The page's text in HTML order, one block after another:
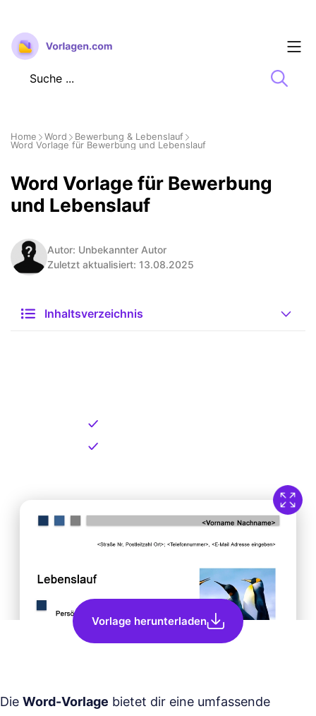
Zum
Inhalt
springen
Home Word
Bewerbung & Lebenslauf
Word Vorlage für Bewerbung und Lebenslauf
Word Vorlage für Bewerbung
und Lebenslauf
Autor: Unbekannter Autor
Zuletzt aktualisiert: 13.08.2025
Inhaltsverzeichnis
Vorlage herunterladen
Die Word-Vorlage bietet dir eine umfassende